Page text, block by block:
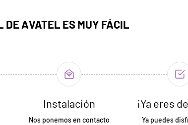
DE AVATEL ES MUY FÁCIL
Instalación
Nos ponemos en contacto
¡Ya eres
Ya puedes